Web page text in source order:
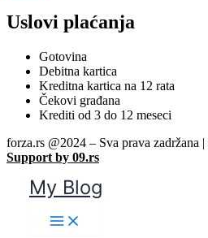
Uslovi plaćanja
Gotovina
Debitna kartica
Kreditna kartica na 12 rata
Čekovi građana
Krediti od 3 do 12 meseci
forza.rs @2024 – Sva prava zadržana |
Support by 09.rs